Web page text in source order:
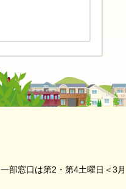
一部窓口は第2・第4土曜日＜3